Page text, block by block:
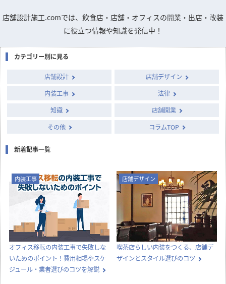
店舗設計施工.comでは、飲食店・店舗・オフィスの開業・出店・改装
に役立つ情報や知識を発信中！
カテゴリー別に見る
店舗設計
店舗デザイン
内装工事
法律
知識
店舗開業
その他
コラムTOP
新着記事一覧
内装工事
オフィス移転の内装工事で失敗しな
いためのポイント！費用相場やスケ
ジュール・業者選びのコツを解説
店舗デザイン
喫茶店らしい内装をつくる、店舗デ
ザインとスタイル選びのコツ